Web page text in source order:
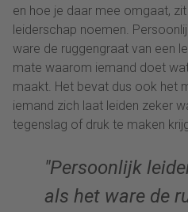
en hoe je daar mee omgaat,
leiderschap noemen.
ware de ruggengraat van een
mate waarom iemand doet
maakt. Het bevat dus ook het
iemand zich laat leiden zeker
tegenslag of druk te maken
Persoonlijk
als het ware de